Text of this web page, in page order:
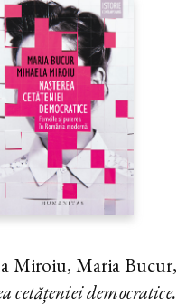
Miroiu, Maria Bucur,
cetățeniei democratice.